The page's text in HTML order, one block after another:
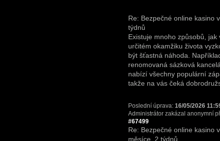
Re: Bezpečné online kasino
týdnů
Existuje mnoho způsobů,
určitém okamžiku života
být šťastná náhoda.
renomovaná sázková
nabízí všechny populární
takže na vás čeká
Poslední úprava:16/05/2026
Administrátor zakázal anonymní
#67499
Re: Bezpečné online kasino
měsíce, 2 týdnů